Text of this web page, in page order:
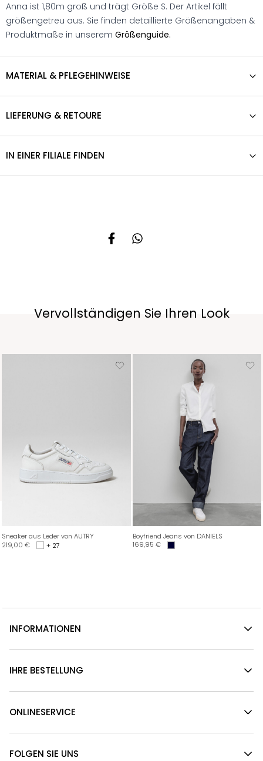
Anna ist 1,80m groß und trägt Größe S. Der Artikel fällt
größengetreu aus. Sie finden detaillierte Größenangaben &
Produktmaße in unserem Größenguide.
MATERIAL & PFLEGEHINWEISE
LIEFERUNG & RETOURE
IN EINER FILIALE FINDEN
Vervollständigen Sie Ihren Look
Sneaker aus Leder von AUTRY
219,00 € + 27
Boyfriend Jeans von DANIELS
169,95 €
INFORMATIONEN
IHRE BESTELLUNG
ONLINESERVICE
FOLGEN SIE UNS